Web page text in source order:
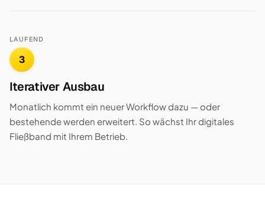
LAUFEND
3
Iterativer Ausbau
Monatlich kommt ein neuer Workflow dazu — oder
bestehende werden erweitert. So wächst Ihr digitales
Fließband mit Ihrem Betrieb.